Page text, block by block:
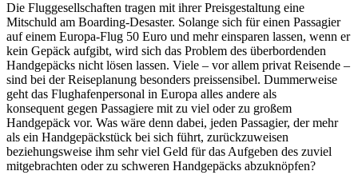
Die Fluggesellschaften tragen mit ihrer Preisgestaltung eine
Mitschuld am Boarding-Desaster. Solange sich für einen Passagier
auf einem Europa-Flug 50 Euro und mehr einsparen lassen, wenn er
kein Gepäck aufgibt, wird sich das Problem des überbordenden
Handgepäcks nicht lösen lassen. Viele – vor allem privat Reisende –
sind bei der Reiseplanung besonders preissensibel. Dummerweise
geht das Flughafenpersonal in Europa alles andere als
konsequent gegen Passagiere mit zu viel oder zu großem
Handgepäck vor. Was wäre denn dabei, jeden Passagier, der mehr
als ein Handgepäckstück bei sich führt, zurückzuweisen
beziehungsweise ihm sehr viel Geld für das Aufgeben des zuviel
mitgebrachten oder zu schweren Handgepäcks abzuknöpfen?